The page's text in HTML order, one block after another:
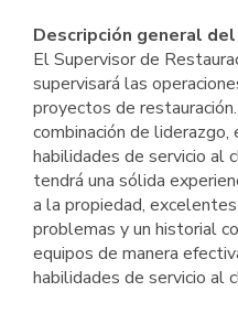
Descripción general
El Supervisor de
supervisará las
proyectos de
combinación de liderazgo,
habilidades de servicio al
tendrá una sólida
a la propiedad,
problemas y un historial
equipos de manera
habilidades de servicio al